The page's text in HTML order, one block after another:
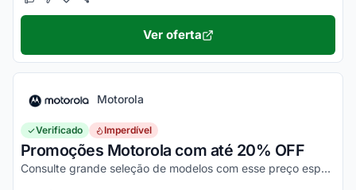
Este cupom funcionou
Este cupom não funcionou
Ver oferta
Motorola
Verificado Imperdível
Promoções Motorola com até 20% OFF
Consulte grande seleção de modelos com esse preço especial. Aproveite para comprar e economizar nas ofertas selecionadas!